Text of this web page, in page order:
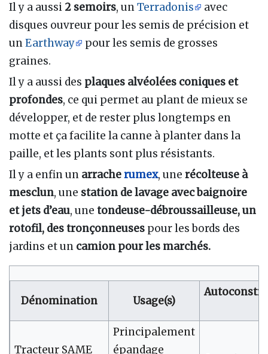
Il y a aussi 2 semoirs, unTerradonis
avec
disques ouvreur pour les semis de précision et
unEarthway
pour les semis de grosses
graines.
Il y a aussi des plaques alvéolées coniques et
profondes, ce qui permet au plant de mieux se
développer, et de rester plus longtemps en
motte et ça facilite la canne à planter dans la
paille, et les plants sont plus résistants.
Il y a enfin un arracherumex, une récolteuse à
mesclun, une station de lavage avec baignoire
et jets d’eau, une tondeuse-débroussailleuse, un
rotofil, des tronçonneuses pour les bords des
jardins et un camion pour les marchés.
Dénomination Usage(s)
Tracteur SAME
Principalement
épandage